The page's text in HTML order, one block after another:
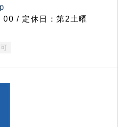
/ 定休日：第2土曜